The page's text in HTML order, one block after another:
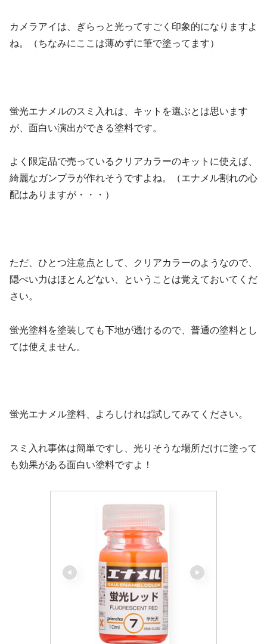
カメラアイは、ぎらっと光ってすごく印象的になりますよ
ね。（ちなみにここは薄めずに筆で塗ってます）
蛍光エナメルのスミ入れは、キットを選ぶとは思います
が、面白い演出ができる塗料です。
よく限定品で売っているクリアカラーのキットに使えば、
綺麗なガンプラが作れそうですよね。（エナメル割れの心
配はありますが・・・）
ただ、ひとつ注意点として、クリアカラーのようなので、
隠ぺい力はほとんどない、ということは覚えておいてくだ
さい。
蛍光塗料を塗装しても下地が透けるので、普通の塗料とし
ては使えません。
蛍光エナメル塗料、よろしければ試してみてください。
スミ入れ事体は簡単ですし、光りそうな場所だけに塗って
も効果がある面白い塗料ですよ！